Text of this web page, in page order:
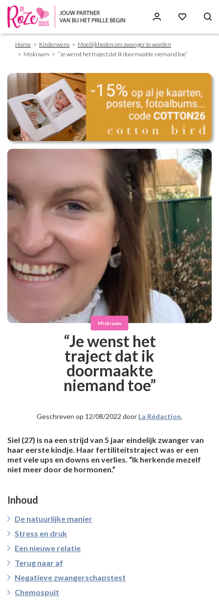
Breadcrumb
Home Kinderwens
Moeilijkheden om zwanger te worden
Miskraam
“Je wenst het traject dat ik doormaakte niemand toe”
Miskraam
“Je wenst het
traject dat ik
doormaakte
niemand toe”
Geschreven op 12/08/2022 door La Rédaction,
Siel (27) is na een strijd van 5 jaar eindelijk zwanger van
haar eerste kindje. Haar fertiliteitstraject was er een
met vele ups en downs en verlies. “Ik herkende mezelf
niet meer door de hormonen.”
Inhoud
De natuurlijke manier
Stress en druk
Een nieuwe relatie
Terug naar af
Negatieve zwangerschapstest
Chemospuit